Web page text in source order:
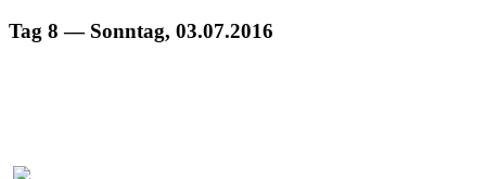
Tag 8 — Sonntag, 03.07.2016